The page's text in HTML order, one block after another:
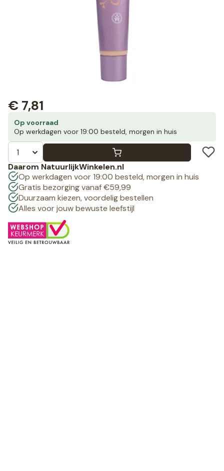
Op voorraad
Op werkdagen voor 19:00 besteld, morgen in huis
€ 7,81
Daarom NatuurlijkWinkelen.nl
Op werkdagen voor 19:00 besteld, morgen in huis
Gratis bezorging vanaf €59,99
Duurzaam kiezen, voordelig bestellen
Alles voor jouw bewuste leefstijl